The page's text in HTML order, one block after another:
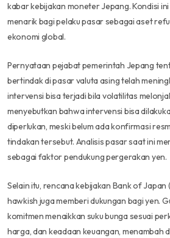
kabar kebijakan moneter Jepang. Kondisi
menarik bagi pelaku pasar sebagai aset
ekonomi global.
Pernyataan pejabat pemerintah Jepang
bertindak di pasar valuta asing telah
intervensi bisa terjadi bila volatilitas
menyebutkan bahwa intervensi bisa
diperlukan, meski belum ada konfirmasi
tindakan tersebut. Analisis pasar saat ini
sebagai faktor pendukung pergerakan yen.
Selain itu, rencana kebijakan Bank of
hawkish juga memberi dukungan bagi yen.
komitmen menaikkan suku bunga sesuai
harga, dan keadaan keuangan, menambah